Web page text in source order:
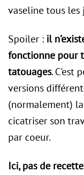
vaseline tous les
Spoiler : il
fonctionne pour
tatouages. C'est
versions
(normalement)
cicatriser son
par coeur.
Ici, pas de